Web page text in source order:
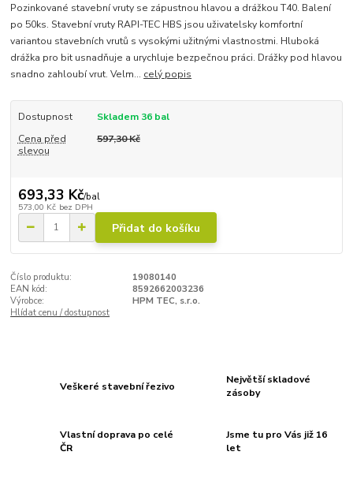
Pozinkované stavební vruty se zápustnou hlavou a drážkou T40. Balení
po 50ks. Stavební vruty RAPI-TEC HBS jsou uživatelsky komfortní
variantou stavebních vrutů s vysokými užitnými vlastnostmi. Hluboká
drážka pro bit usnadňuje a urychluje bezpečnou práci. Drážky pod hlavou
snadno zahloubí vrut. Velm... celý popis
Dostupnost
Skladem 36 bal
Cena před
slevou
597,30 Kč
693,33 Kč/bal
573,00 Kč bez DPH
Přidat do košíku
Číslo produktu:
19080140
EAN kód:
8592662003236
Výrobce:
HPM TEC, s.r.o.
Hlídat cenu / dostupnost
Veškeré stavební řezivo
Největší skladové
zásoby
Vlastní doprava po celé
ČR
Jsme tu pro Vás již 16
let